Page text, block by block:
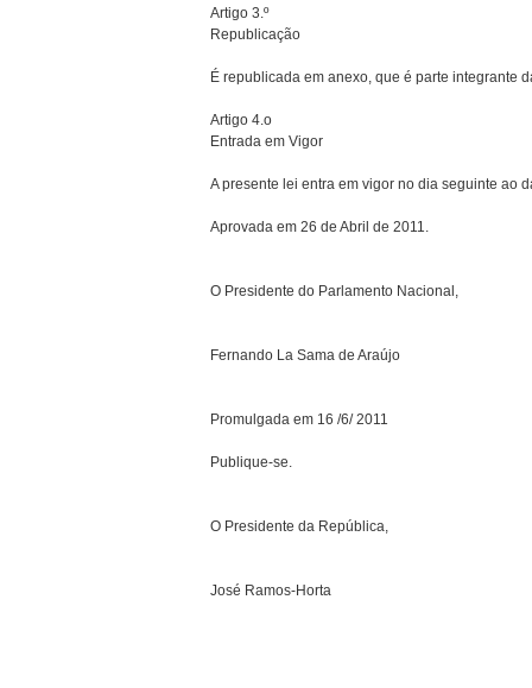
Artigo 3.º
Republicação
É republicada em anexo, que é parte integrante
Artigo 4.o
Entrada em Vigor
A presente lei entra em vigor no dia seguinte ao
Aprovada em 26 de Abril de 2011.
O Presidente do Parlamento Nacional,
Fernando La Sama de Araújo
Promulgada em 16 /6/ 2011
Publique-se.
O Presidente da República,
José Ramos-Horta